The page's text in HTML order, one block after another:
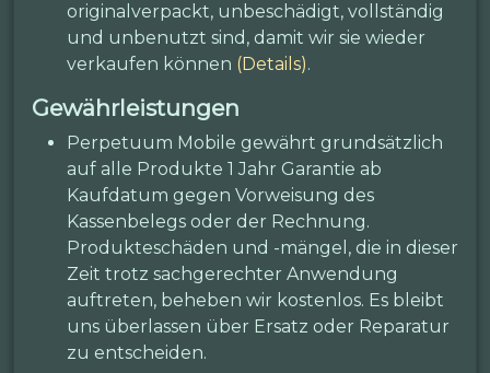
originalverpackt, unbeschädigt, vollständig
und unbenutzt sind, damit wir sie wieder
verkaufen können (Details).
Gewährleistungen
Perpetuum Mobile gewährt grundsätzlich
auf alle Produkte 1 Jahr Garantie ab
Kaufdatum gegen Vorweisung des
Kassenbelegs oder der Rechnung.
Produkteschäden und -mängel, die in dieser
Zeit trotz sachgerechter Anwendung
auftreten, beheben wir kostenlos. Es bleibt
uns überlassen über Ersatz oder Reparatur
zu entscheiden.